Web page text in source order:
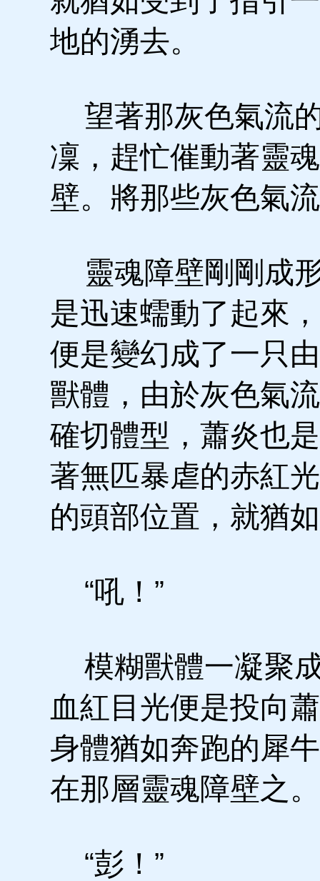
地的湧去。
望著那灰色氣流
凜，趕忙催動著靈
壁。將那些灰色氣
靈魂障壁剛剛成
是迅速蠕動了起來
便是變幻成了一只
獸體，由於灰色氣
確切體型，蕭炎也
著無匹暴虐的赤紅
的頭部位置，就猶
“吼！”
模糊獸體一凝聚
血紅目光便是投向
身體猶如奔跑的犀
在那層靈魂障壁之。
“彭！”